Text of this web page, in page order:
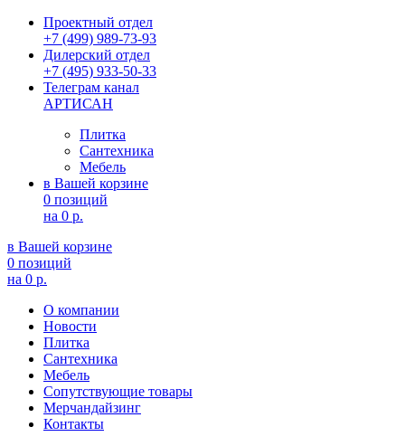
Проектный отдел
+7 (499) 989-73-93
Дилерский отдел
+7 (495) 933-50-33
Телеграм канал
АРТИСАН
Плитка
Сантехника
Мебель
в Вашей корзине
0 позиций
на 0 р.
в Вашей корзине
0 позиций
на 0 р.
О компании
Новости
Плитка
Сантехника
Мебель
Сопутствующие товары
Мерчандайзинг
Контакты